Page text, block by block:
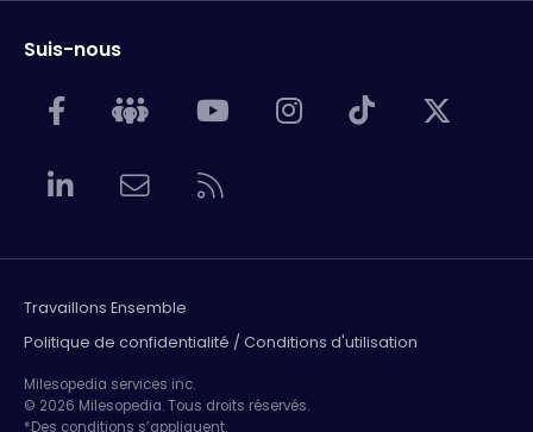
Suis-nous
Travaillons Ensemble
Politique de confidentialité / Conditions d'utilisation
Milesopedia services inc.
© 2026 Milesopedia. Tous droits réservés.
*Des conditions s’appliquent.